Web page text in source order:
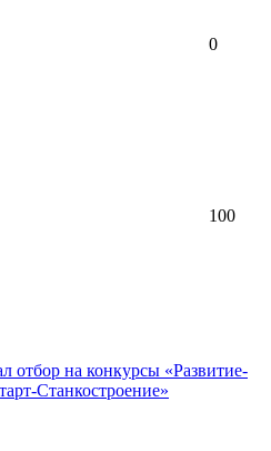
0
100
отбор на конкурсы «Развитие-
Станкостроение»